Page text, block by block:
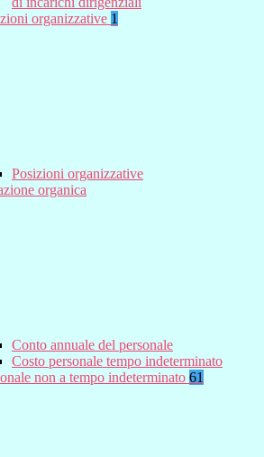
organizzative 1
Posizioni organizzative
organica
Conto annuale del personale
Costo personale tempo indeterminato
non a tempo indeterminato 61